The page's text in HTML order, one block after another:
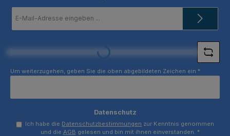
Mail-
Loading...
Um weiterzugehen, geben Sie die oben abgebildeten Zeichen ein *
Datenschutz
Ich habe die Datenschutzbestimmungen zur Kenntnis genommen
und die AGB gelesen und bin mit ihnen einverstanden. *